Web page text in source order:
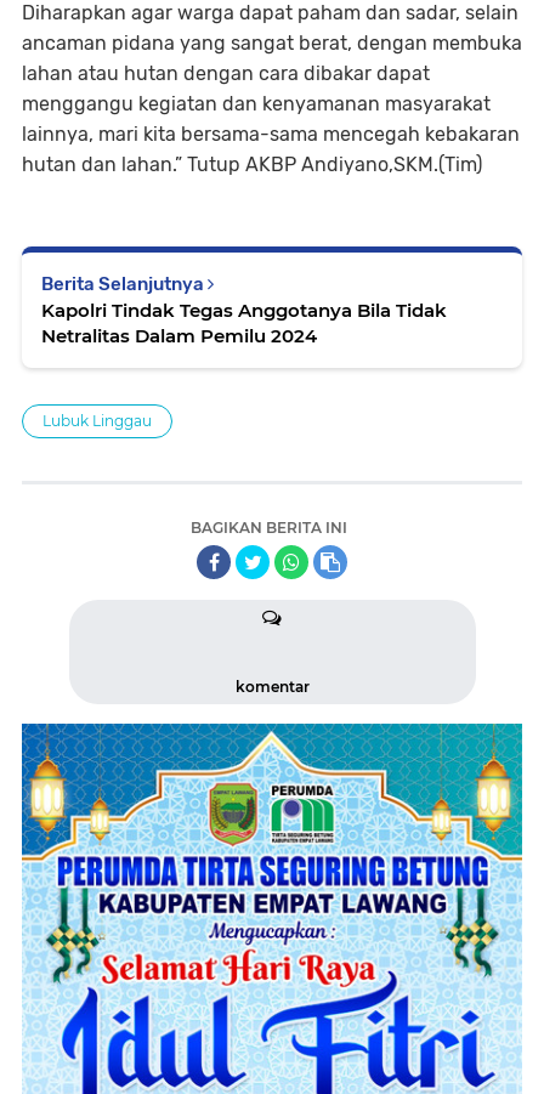
Diharapkan agar warga dapat paham dan sadar, selain
ancaman pidana yang sangat berat, dengan membuka
lahan atau hutan dengan cara dibakar dapat
menggangu kegiatan dan kenyamanan masyarakat
lainnya, mari kita bersama-sama mencegah kebakaran
hutan dan lahan.” Tutup AKBP Andiyano,SKM.(Tim)
Berita Selanjutnya
Kapolri Tindak Tegas Anggotanya Bila Tidak
Netralitas Dalam Pemilu 2024
Lubuk Linggau
BAGIKAN BERITA INI
komentar